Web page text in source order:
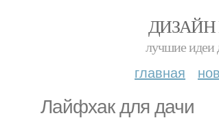
ДИЗАЙН
лучшие идеи
главная
Лайфхак для дачи